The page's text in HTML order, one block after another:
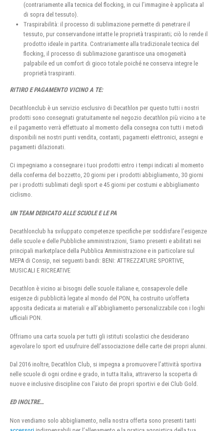
(contrariamente alla tecnica del flocking, in cui l’immagine è applicata al
di sopra del tessuto).
Traspirabilità: il processo di sublimazione permette di penetrare il
tessuto, pur conservandone intatte le proprietà traspiranti; ciò lo rende il
prodotto ideale in partita. Contrariamente alla tradizionale tecnica del
flocking, il processo di sublimazione garantisce una omogeneità
palpabile ed un comfort di gioco totale poiché ne conserva integre le
proprietà traspiranti.
RITIRO E PAGAMENTO VICINO A TE:
Decathlonclub è un servizio esclusivo di Decathlon per questo tutti i nostri
prodotti sono consegnati gratuitamente nel negozio decathlon più vicino a te
e il pagamento verrà effettuato al momento della consegna con tutti i metodi
disponibili nei nostri punti vendita, contanti, pagamenti elettronici, assegni e
pagamenti dilazionati.
Ci impegniamo a consegnare i tuoi prodotti entro i tempi indicati al momento
della conferma del bozzetto, 20 giorni per i prodotti abbigliamento, 30 giorni
per i prodotti sublimati degli sport e 45 giorni per costumi e abbigliamento
ciclismo.
UN TEAM DEDICATO ALLE SCUOLE E LE PA
Decathlonclub ha sviluppato competenze specifiche per soddisfare l’esigenze
delle scuole e delle Pubbliche amministrazioni, Siamo presenti e abilitati nei
principali marketplace della Pubblica Amministrazione e in particolare sul
MEPA di Consip, nei seguenti bandi: BENI: ATTREZZATURE SPORTIVE,
MUSICALI E RICREATIVE
Decathlon è vicino ai bisogni delle scuole italiane e, consapevole delle
esigenze di pubblicità legate al mondo del PON, ha costruito un’offerta
apposita dedicata ai materiali e all’abbigliamento personalizzabile con i loghi
ufficiali PON.
Offriamo una carta scuola per tutti gli istituti scolastici che desiderano
agevolare lo sport ed usufruire dell’associazione delle carte dei propri alunni.
Dal 2016 inoltre, Decathlon Club, si impegna a promuovere l’attività sportiva
nelle scuole di ogni ordine e grado, in tutta Italia, attraverso la scoperta di
nuove e inclusive discipline con l’aiuto dei propri sportivi e dei Club Gold.
ED INOLTRE…
Non vendiamo solo abbigliamento, nella nostra offerta sono presenti tanti